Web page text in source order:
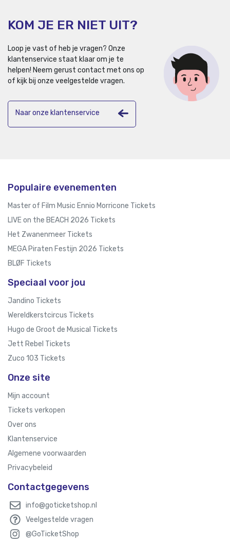
KOM JE ER NIET UIT?
Loop je vast of heb je vragen? Onze
klantenservice staat klaar om je te
helpen! Neem gerust contact met ons op
of kijk bij onze veelgestelde vragen.
Naar onze klantenservice
Populaire evenementen
Master of Film Music Ennio Morricone Tickets
LIVE on the BEACH 2026 Tickets
Het Zwanenmeer Tickets
MEGA Piraten Festijn 2026 Tickets
BLØF Tickets
Speciaal voor jou
Jandino Tickets
Wereldkerstcircus Tickets
Hugo de Groot de Musical Tickets
Jett Rebel Tickets
Zuco 103 Tickets
Onze site
Mijn account
Tickets verkopen
Over ons
Klantenservice
Algemene voorwaarden
Privacybeleid
Contactgegevens
info@goticketshop.nl
Veelgestelde vragen
@GoTicketShop